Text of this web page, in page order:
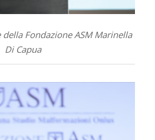
della Fondazione ASM Marinella
Di Capua